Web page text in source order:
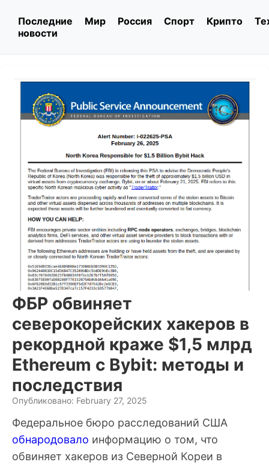
Последние
новости
Мир Россия Спорт Крипто
ФБР обвиняет
северокорейских хакеров в
рекордной краже $1,5 млрд
Ethereum с Bybit: методы и
последствия
Опубликовано: February 27, 2025
Федеральное бюро расследований США
обнародовало информацию о том, что
обвиняет хакеров из Северной Кореи в